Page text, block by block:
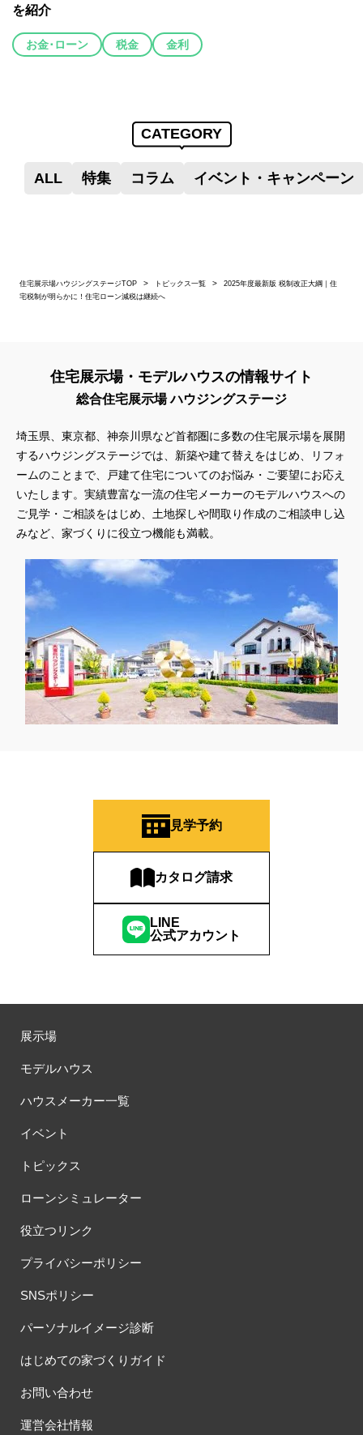
を紹介
お金･ローン 税金 金利
CATEGORY
ALL 特集 コラム イベント・キャンペーン
住宅展示場ハウジングステージTOP トピックス一覧
2025年度最新版 税制改正大綱｜住
宅税制が明らかに！住宅ローン減税は継続へ
住宅展示場・モデルハウスの情報サイト
総合住宅展示場 ハウジングステージ
埼玉県、東京都、神奈川県など首都圏に多数の住宅展示場を展開
するハウジングステージでは、新築や建て替えをはじめ、リフォ
ームのことまで、戸建て住宅についてのお悩み・ご要望にお応え
いたします。実績豊富な一流の住宅メーカーのモデルハウスへの
ご見学・ご相談をはじめ、土地探しや間取り作成のご相談申し込
みなど、家づくりに役立つ機能も満載。
見学予約
カタログ請求
LINE
公式アカウント
展示場
モデルハウス
ハウスメーカー一覧
イベント
トピックス
ローンシミュレーター
役立つリンク
プライバシーポリシー
SNSポリシー
パーソナルイメージ診断
はじめての家づくりガイド
お問い合わせ
運営会社情報